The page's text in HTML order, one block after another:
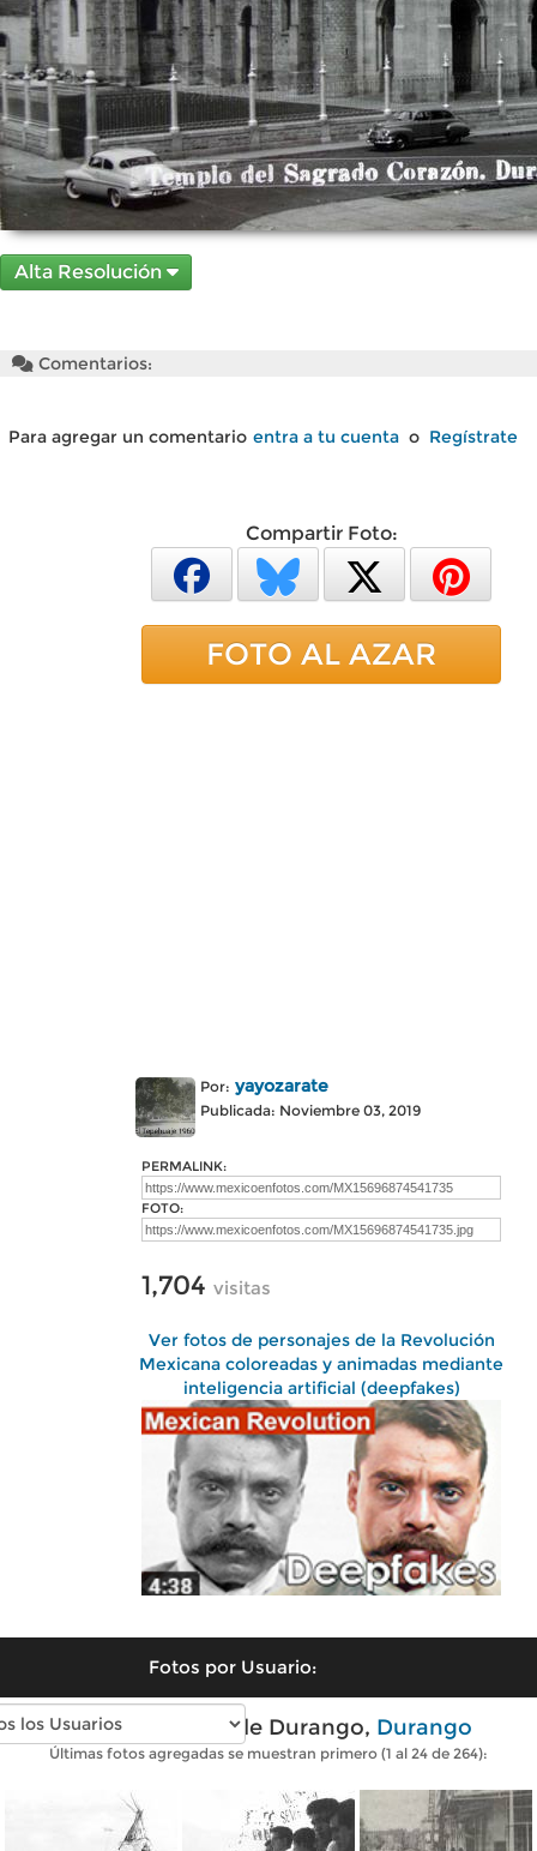
Alta Resolución
Comentarios:
Para agregar un comentario entra a tu cuenta o Regístrate
Compartir Foto:
FOTO AL AZAR
Por: yayozarate
Publicada: Noviembre 03, 2019
PERMALINK:
FOTO:
1,704 visitas
Ver fotos de personajes de la Revolución
Mexicana coloreadas y animadas mediante
inteligencia artificial (deepfakes)
Fotos por Usuario:
Fotos antiguas de Durango, Durango
Últimas fotos agregadas se muestran primero (1 al 24 de 264):